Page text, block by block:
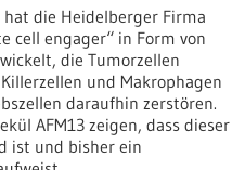
die Heidelberger Firma
cell engager“ in Form von
die Tumorzellen
und Makrophagen
daraufhin zerstören.
AFM13 zeigen, dass dieser
ist und bisher ein